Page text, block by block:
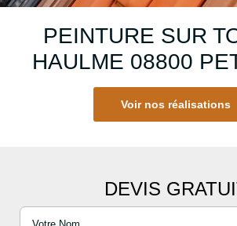
PEINTURE SUR
HAULME 08800
Voir nos réalisations
DEVIS